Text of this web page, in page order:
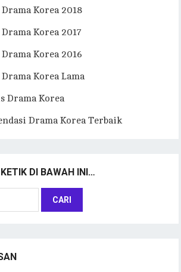
Korea 2018
Korea 2017
Korea 2016
Korea Lama
Drama Korea
Drama Korea Terbaik
DI BAWAH INI…